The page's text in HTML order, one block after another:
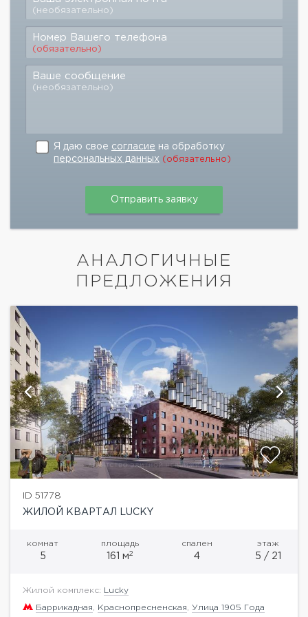
(необязательно)
Номер Вашего телефона
(обязательно)
Ваше сообщение
(необязательно)
Я даю свое согласие на обработку
персональных данных (обязательно)
АНАЛОГИЧНЫЕ
ПРЕДЛОЖЕНИЯ
ID 51778
ЖИЛОЙ КВАРТАЛ LUCKY
комнат
5
площадь
161 м2
спален
4
этаж
5 / 21
Жилой комплекс: Lucky
Баррикадная Краснопресненская Улица 1905 Года